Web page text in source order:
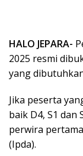
HALO JEPARA-
2025 resmi
yang
Jika peserta
baik D4, S1 dan
perwira
(Ipda).